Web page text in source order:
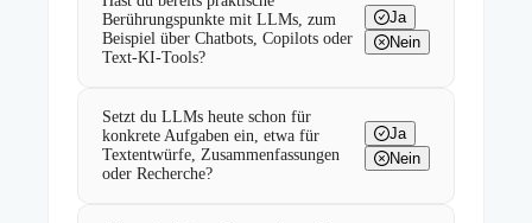
Berührungspunkte mit LLMs, zum
Beispiel über Chatbots, Copilots oder
Text-KI-Tools?
Ja
Nein
Setzt du LLMs heute schon für
konkrete Aufgaben ein, etwa für
Textentwürfe, Zusammenfassungen
oder Recherche?
Ja
Nein